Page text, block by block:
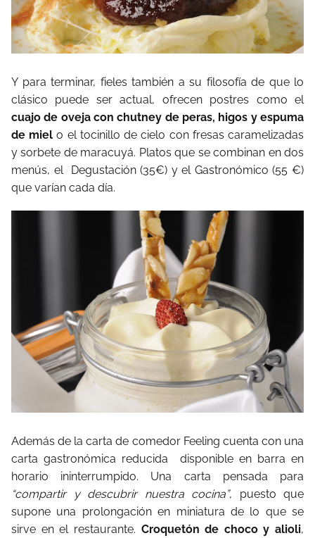
Y para terminar, fieles también a su filosofía de que lo
clásico puede ser actual, ofrecen postres como el
cuajo de oveja con chutney de peras, higos y espuma
de miel o el tocinillo de cielo con fresas caramelizadas
y sorbete de maracuyá. Platos que se combinan en dos
menús, el
Degustación (35€) y el Gastronómico (55 €)
que varían cada día.
Además de la carta de comedor Feeling cuenta con una
carta gastronómica reducida
disponible en barra en
horario ininterrumpido. Una carta pensada para
“compartir y descubrir nuestra cocina”, puesto que
supone una prolongación en miniatura de lo que se
sirve en el restaurante. Croquetón de choco y alioli,